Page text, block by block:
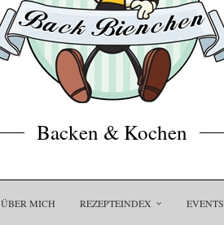
Backen & Kochen
ÜBER MICH REZEPTEINDEX EVENTS